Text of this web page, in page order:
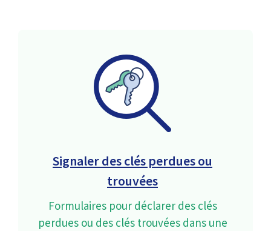
Signaler des clés perdues ou
trouvées
Formulaires pour déclarer des clés
perdues ou des clés trouvées dans une